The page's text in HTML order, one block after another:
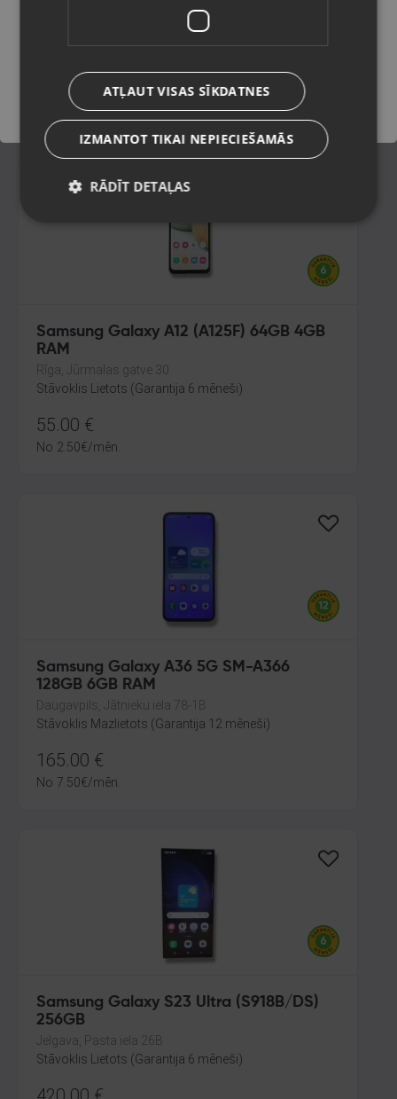
Smiltene, Baznīcas laukums 4
120.00 €
5.46€/mēn.
Samsung Galaxy A12 (A125F) 64GB 4GB
RAM
Rīga, Jūrmalas gatve 30
Stāvoklis Lietots (Garantija 6 mēneši)
55.00 €
No 2.50€/mēn.
Samsung Galaxy A36 5G SM-A366
128GB 6GB RAM
Daugavpils, Jātnieku iela 78-1B
Stāvoklis Mazlietots (Garantija 12 mēneši)
165.00 €
No 7.50€/mēn.
Samsung Galaxy S23 Ultra (S918B/DS)
256GB
Jelgava, Pasta iela 26B
Stāvoklis Lietots (Garantija 6 mēneši)
Saglabāt
ATĻAUT VISAS SĪKDATNES
IZMANTOT TIKAI NEPIECIEŠAMĀS
RĀDĪT DETAĻAS